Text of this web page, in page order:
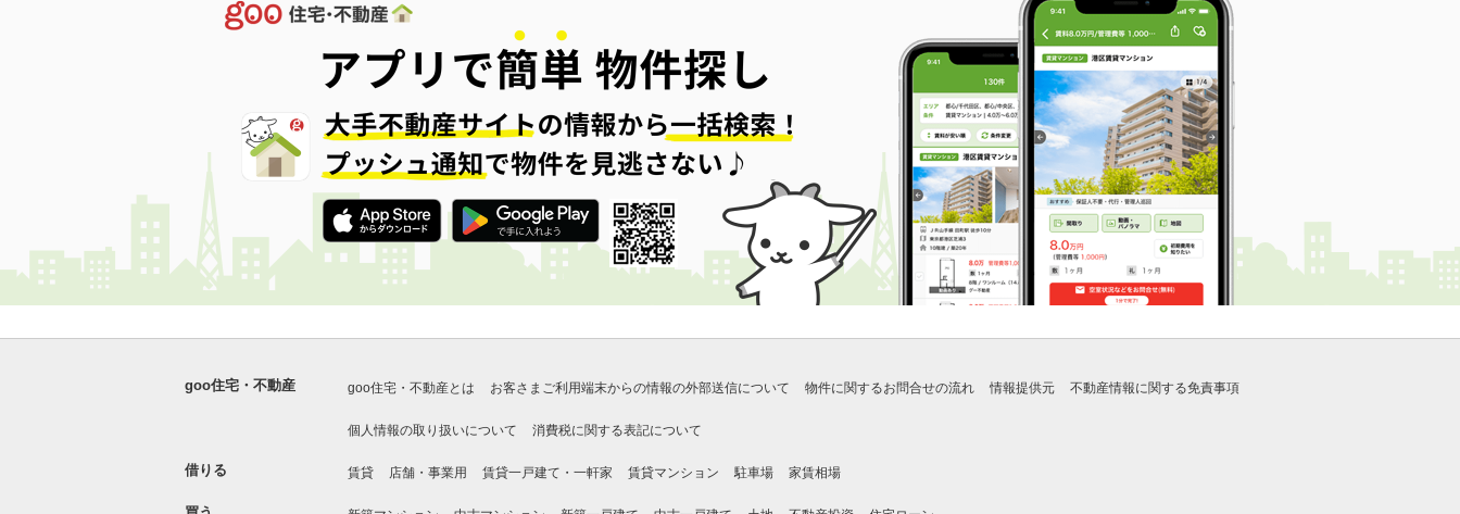
goo住宅・不動産 goo住宅・不動産とは お客さまご利用端末からの情報の外部送信について 物件に関するお問合せの流れ 情報提供元 不動産情報に関する免責事項
個人情報の取り扱いについて 消費税に関する表記について
借りる 賃貸 店舗・事業用 賃貸一戸建て・一軒家 賃貸マンション 駐車場 家賃相場